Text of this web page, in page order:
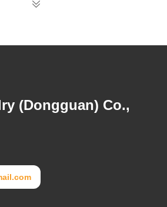
(Dongguan) Co.,